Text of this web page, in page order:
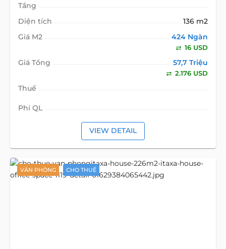
Tầng
Diện tích
136 m2
Giá M2
424 Ngàn
16 USD
Giá Tổng 57,7 Triệu
2.176 USD
Thuế
Phí QL
VIEW DETAIL
VĂN PHÒNG CHO THUÊ